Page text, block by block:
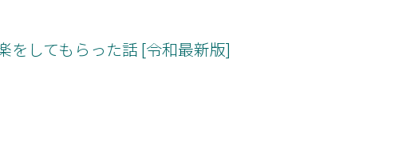
をしてもらった話 [令和最新版]